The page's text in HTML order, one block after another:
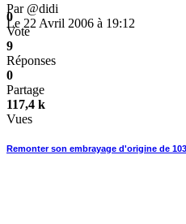
Par @didi
Le 22 Avril 2006 à 19:12
0
Vote
9
Réponses
0
Partage
117,4 k
Vues
Remonter son embrayage d'origine de 103